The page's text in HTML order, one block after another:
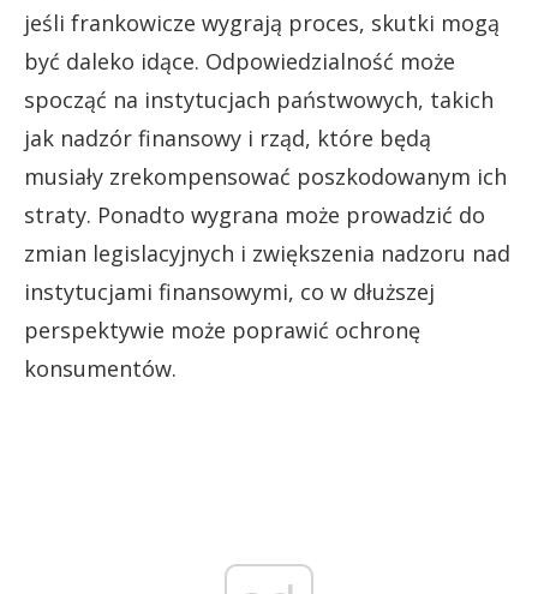
jeśli frankowicze wygrają proces, skutki mogą
być daleko idące. Odpowiedzialność może
spocząć na instytucjach państwowych, takich
jak nadzór finansowy i rząd, które będą
musiały zrekompensować poszkodowanym ich
straty. Ponadto wygrana może prowadzić do
zmian legislacyjnych i zwiększenia nadzoru nad
instytucjami finansowymi, co w dłuższej
perspektywie może poprawić ochronę
konsumentów.